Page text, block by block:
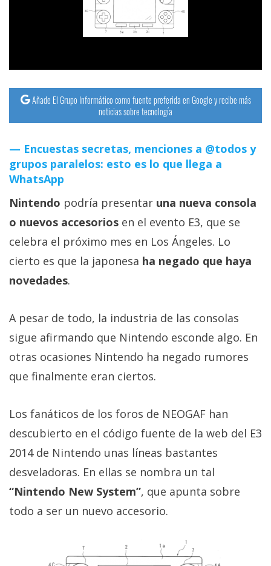
Trucos
y
Tutoriales
Ciberseguridad
Sistemas
operativos
Profesional
+
Más
Sorteos
Foros
/
Sobre
nosotros
/
Publicidad
/
Cambiar
Añade El Grupo Informático como fuente preferida en Google y recibe más
noticias sobre tecnología
Encuestas secretas, menciones a @todos y
grupos paralelos: esto es lo que llega a
WhatsApp
Nintendo podría presentar una nueva consola
o nuevos accesorios en el evento E3, que se
celebra el próximo mes en Los Ángeles. Lo
cierto es que la japonesa ha negado que haya
novedades.
A pesar de todo, la industria de las consolas
sigue afirmando que Nintendo esconde algo. En
otras ocasiones Nintendo ha negado rumores
que finalmente eran ciertos.
Los fanáticos de los foros de NEOGAF han
descubierto en el código fuente de la web del E3
2014 de Nintendo unas líneas bastantes
desveladoras. En ellas se nombra un tal
“Nintendo New System”, que apunta sobre
todo a ser un nuevo accesorio.